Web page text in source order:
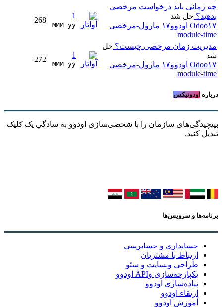
چه زمانی باید درخواست مرخصی
بدهید؟ حل شد
Odoo۱۷ اودوو۱۷
ماژول-مرخصی
module-time
1
MMM yy
268
مدیریت زمان مرخصی چیست؟ حل
شد
Odoo۱۷ اودوو۱۷
ماژول-مرخصی
module-time
1
MMM yy
272
درباره اودونیکس
بپیچیدگی‌های سازمان را با شخصی‌سازی اودوو به سادگیِ یک کلیک
تبدیل کنید.
برنامه‌ها و سرویس‌ها
حسابداری و حسابرسی
ارتباط با مشتریان
طراحی وبسایت و سئو
یکپارچه‌سازی وAPI اودوو
پیاده‌سازی اودوو
ارتقاء اودوو
آموزش اودوو